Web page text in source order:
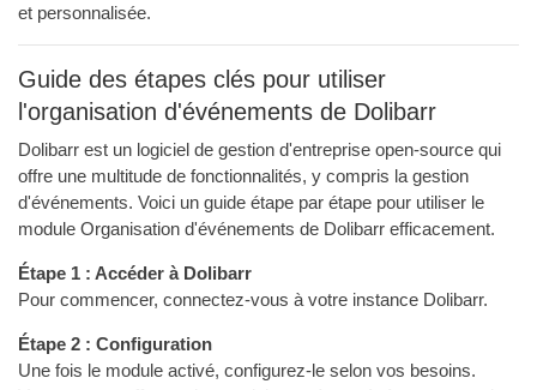
et personnalisée.
Guide des étapes clés pour utiliser
l'organisation d'événements de Dolibarr
Dolibarr est un logiciel de gestion d'entreprise open-source qui
offre une multitude de fonctionnalités, y compris la gestion
d'événements. Voici un guide étape par étape pour utiliser le
module Organisation d'événements de Dolibarr efficacement.
Étape 1 : Accéder à Dolibarr
Pour commencer, connectez-vous à votre instance Dolibarr.
Étape 2 : Configuration
Une fois le module activé, configurez-le selon vos besoins.